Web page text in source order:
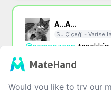
A...A...
Su Çiçeği - Varisella
@semaozcan teşekkür
MateHand
Would you like to try our